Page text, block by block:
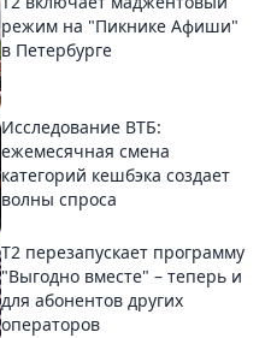
режим на "Пикнике Афиши"
в Петербурге
Исследование ВТБ:
ежемесячная смена
категорий кешбэка создает
волны спроса
Т2 перезапускает программу
"Выгодно вместе" – теперь и
для абонентов других
операторов